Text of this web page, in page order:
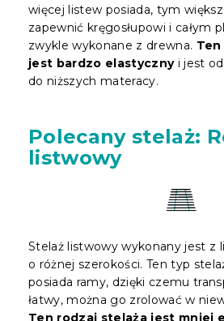
więcej listew posiada, tym
zapewnić kręgosłupowi i całym
zwykle wykonane z drewna.
jest bardzo elastycznyi jest
do niższych materacy.
Polecany stelaż:
listwowy
Stelaż listwowy wykonany jest z
o różnej szerokości. Ten typ
posiada ramy, dzięki czemu
łatwy, można go zrolować w
Ten rodzaj stelaża jest mniej